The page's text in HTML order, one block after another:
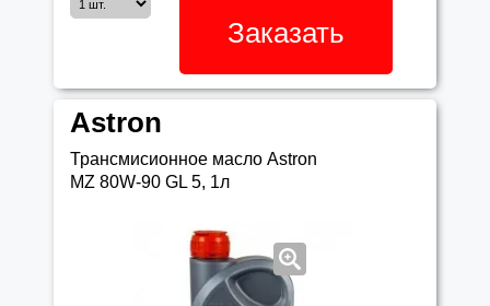
Заказать
Astron
Трансмисионное масло Astron
MZ 80W-90 GL 5, 1л